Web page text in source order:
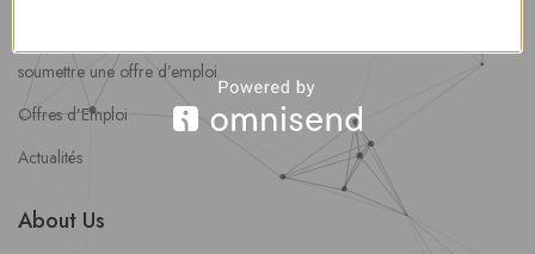
soumettre une offre d’emploi
Offres d’Emploi
Actualités
About Us